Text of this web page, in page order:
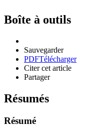
Boîte à outils
Sauvegarder
PDFTélécharger
Citer cet article
Partager
Résumés
Résumé